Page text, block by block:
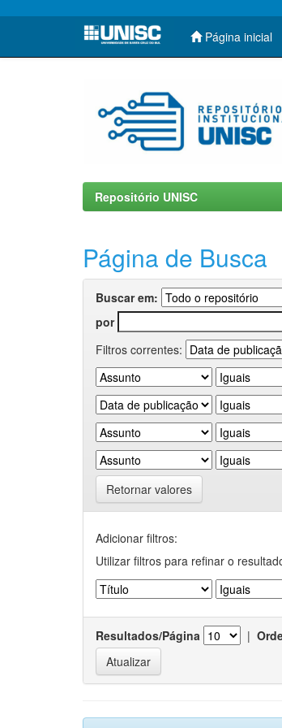
Skip
Página inicial
Repositório UNISC
Página de Busca
Buscar em:
por
Filtros correntes:
Retornar valores
Adicionar filtros:
Utilizar filtros para refinar o
Resultados/Página |